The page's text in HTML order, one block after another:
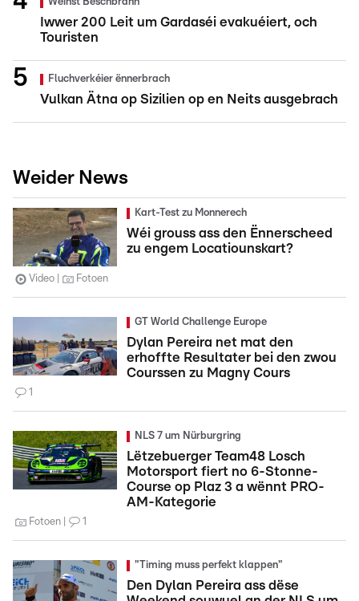
Iwwer 200 Leit um Gardaséi evakuéiert, och
Touristen
Fluchverkéier ënnerbrach
Vulkan Ätna op Sizilien op en Neits ausgebrach
Weider News
Kart-Test zu Monnerech
Wéi grouss ass den Ënnerscheed
zu engem Locatiounskart?
Video Fotoen
GT World Challenge Europe
Dylan Pereira net mat den
erhoffte Resultater bei den zwou
Courssen zu Magny Cours
1
NLS 7 um Nürburgring
Lëtzebuerger Team48 Losch
Motorsport fiert no 6-Stonne-
Course op Plaz 3 a wënnt PRO-
AM-Kategorie
Fotoen 1
"Timing muss perfekt klappen"
Den Dylan Pereira ass dëse